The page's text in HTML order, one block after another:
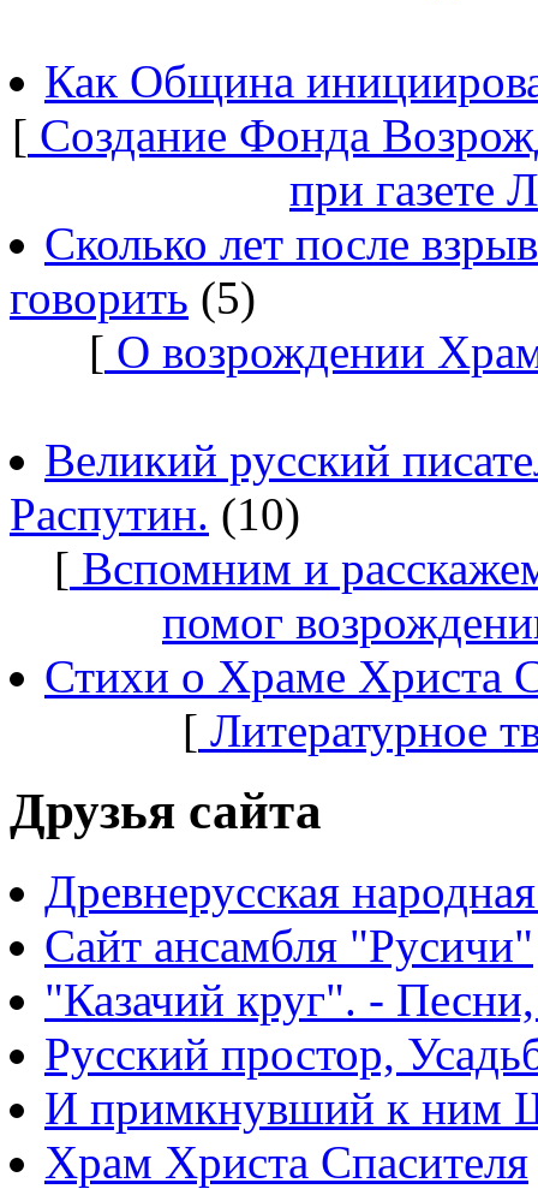
Как Община
[ Создание Фонда
при газете
Сколько лет после
говорить (5)
[ О возрождении
Великий русский
Распутин. (10)
[ Вспомним и
помог
Стихи о Храме Христа
[ Литературное
Друзья сайта
Древнерусская
Сайт ансамбля "Русичи"
"Казачий круг". -
Русский простор,
И примкнувший к ним
Храм Христа Спасителя